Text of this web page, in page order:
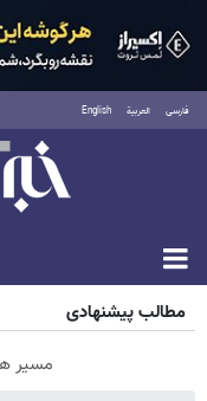
فارسی العربية English
جمعه ۱۶ مرداد ۱۴۰۵
مطالب پیشنهادی
مسیر